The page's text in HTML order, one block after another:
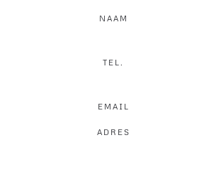
NAAM
TEL.
EMAIL
ADRES